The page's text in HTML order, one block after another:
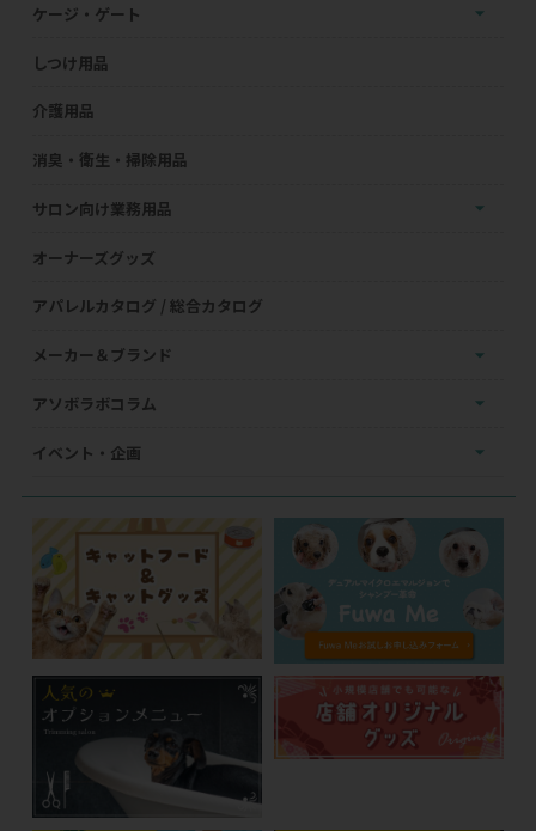
ケージ・ゲート
しつけ用品
介護用品
消臭・衛生・掃除用品
サロン向け業務用品
オーナーズグッズ
アパレルカタログ / 総合カタログ
メーカー＆ブランド
アソボラボコラム
イベント・企画